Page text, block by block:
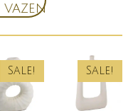
Sale! Sale!